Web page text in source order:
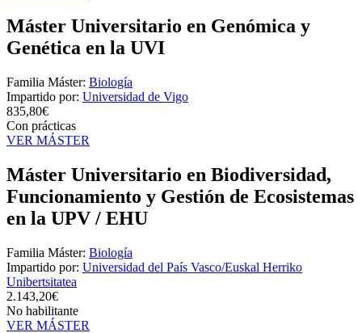
Máster Universitario en Genómica y
Genética en la UVI
Familia Máster: Biología
Impartido por: Universidad de Vigo
835,80€
Con prácticas
VER MÁSTER
Máster Universitario en Biodiversidad,
Funcionamiento y Gestión de Ecosistemas
en la UPV / EHU
Familia Máster: Biología
Impartido por: Universidad del País Vasco/Euskal Herriko
Unibertsitatea
2.143,20€
No habilitante
VER MÁSTER